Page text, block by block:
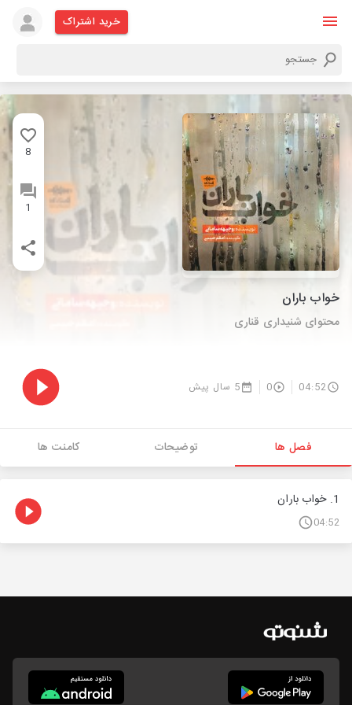
خرید اشتراک
8
1
خواب باران
محتوای شنیداری قناری
04:52
0 5 سال پیش
فصل ها توضیحات کامنت ها
1. خواب باران
04:52